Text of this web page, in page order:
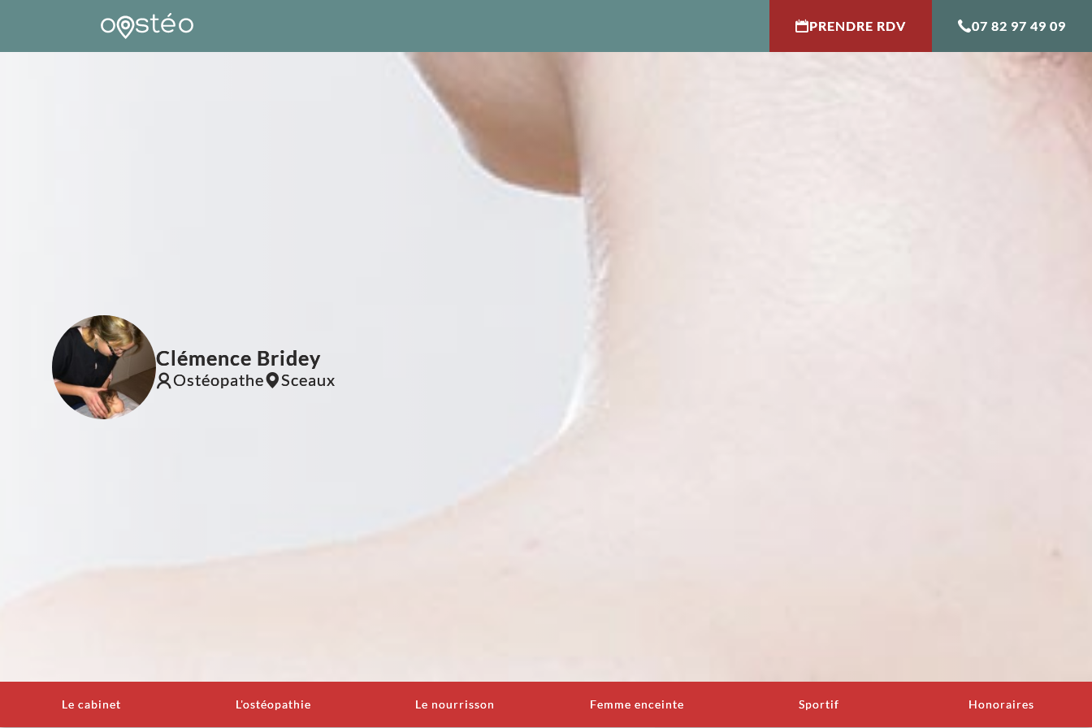
PRENDRE RDV 07 82 97 49 09
Clémence Bridey
Ostéopathe Sceaux
Le cabinet L'ostéopathie Le nourrisson Femme enceinte Sportif Honoraires